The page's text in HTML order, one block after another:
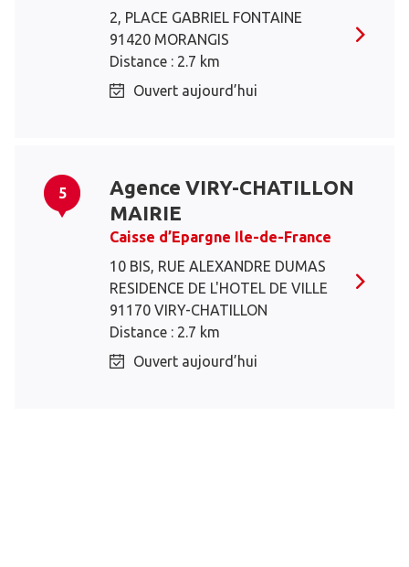
2, PLACE GABRIEL FONTAINE
91420 MORANGIS
Distance : 2.7 km
Ouvert aujourd’hui
5
Agence VIRY-CHATILLON
MAIRIE
Caisse d’Epargne Ile-de-France
10 BIS, RUE ALEXANDRE DUMAS
RESIDENCE DE L'HOTEL DE VILLE
91170 VIRY-CHATILLON
Distance : 2.7 km
Ouvert aujourd’hui